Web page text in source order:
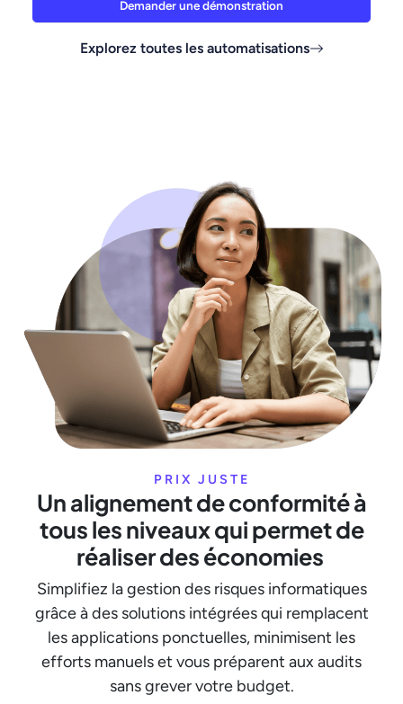
Demander une démonstration
Explorez toutes les automatisations
PRIX ​​JUSTE
Un alignement de conformité à
tous les niveaux qui permet de
réaliser des économies
Simplifiez la gestion des risques informatiques
grâce à des solutions intégrées qui remplacent
les applications ponctuelles, minimisent les
efforts manuels et vous préparent aux audits
sans grever votre budget.